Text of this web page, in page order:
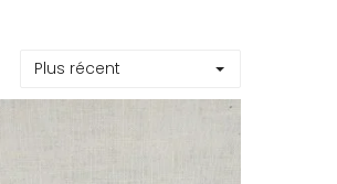
Plus récent